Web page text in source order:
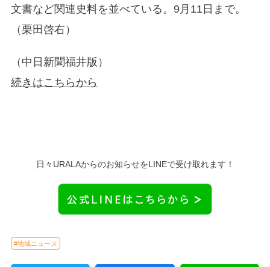
文書など関連史料を並べている。9月11日まで。
（栗田啓右）
（中日新聞福井版）
続きはこちらから
日々URALAからのお知らせをLINEで受け取れます！
#地域ニュース